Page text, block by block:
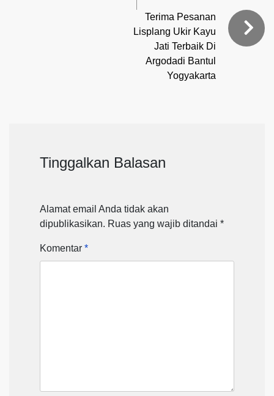
Terima Pesanan
Lisplang Ukir Kayu
Jati Terbaik Di
Argodadi Bantul
Yogyakarta
Tinggalkan Balasan
Alamat email Anda tidak akan
dipublikasikan. Ruas yang wajib ditandai *
Komentar *